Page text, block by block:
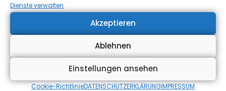
Dienste verwalten
Akzeptieren
Ablehnen
Einstellungen ansehen
Cookie-RichtlinieDATENSCHUTZERKLÄRUNGIMPRESSUM
Weiterlesen »